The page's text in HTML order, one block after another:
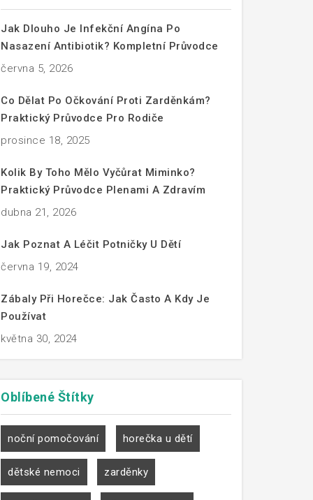
Jak Dlouho Je Infekční Angína Po
Nasazení Antibiotik? Kompletní Průvodce
června 5, 2026
Co Dělat Po Očkování Proti Zarděnkám?
Praktický Průvodce Pro Rodiče
prosince 18, 2025
Kolik By Toho Mělo Vyčůrat Miminko?
Praktický Průvodce Plenami A Zdravím
dubna 21, 2026
Jak Poznat A Léčit Potničky U Dětí
června 19, 2024
Zábaly Při Horečce: Jak Často A Kdy Je
Používat
května 30, 2024
Oblíbené Štítky
noční pomočování horečka u dětí
dětské nemoci zarděnky